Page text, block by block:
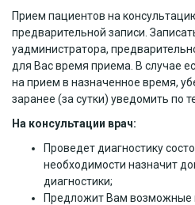
Прием пациентов на
предварительной записи.
уадминистратора,
для Вас время приема. В случае
на прием в назначенное время,
заранее (за сутки) уведомить по
На консультации врач:
Проведет диагностику
необходимости назначит
диагностики;
Предложит Вам возможные